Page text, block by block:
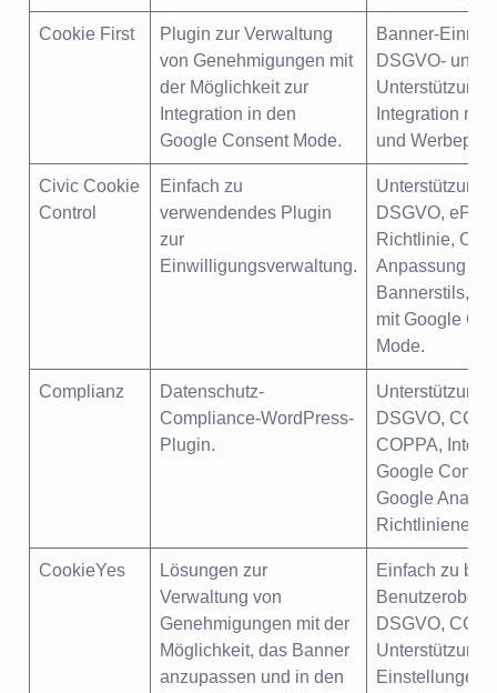
Cookie First
Plugin zur Verwaltung
von Genehmigungen mit
der Möglichkeit zur
Integration in den
Google Consent Mode.
Banner-
DSGVO- und
Unterstützung,
Integration mit
und
Civic Cookie
Control
Einfach zu
verwendendes Plugin
zur
Einwilligungsverwaltung.
Unterstützung
DSGVO,
Richtlinie,
Anpassung
Bannerstils,
mit Google
Mode.
Complianz
Datenschutz-
Compliance-WordPress-
Plugin.
Unterstützung
DSGVO,
COPPA,
Google
Google
CookieYes
Lösungen zur
Verwaltung von
Genehmigungen mit der
Möglichkeit, das Banner
anzupassen und in den
Einfach zu
DSGVO,
Unterstützung,
Einstellungen